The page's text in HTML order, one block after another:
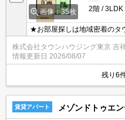
画像：35枚
2階
3LDK
★お部屋探しは地域密着のタ
新着情報更新中★
株式会社タウンハウジング東京 吉
情報更新日 2026/08/07
残り6
賃貸アパート メゾンドトゥエ